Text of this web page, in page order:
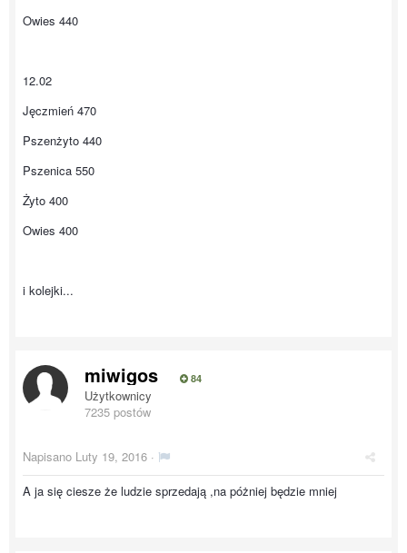
Owies 440
12.02
Jęczmień 470
Pszenżyto 440
Pszenica 550
Żyto 400
Owies 400
i kolejki...
miwigos 84
Użytkownicy
7235 postów
Napisano Luty 19, 2016 ·
A ja się ciesze że ludzie sprzedają ,na póżniej będzie mniej